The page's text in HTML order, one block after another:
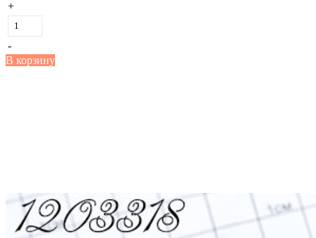
+
-
В корзину